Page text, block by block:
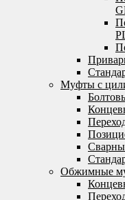
Муфты с
Обжимные